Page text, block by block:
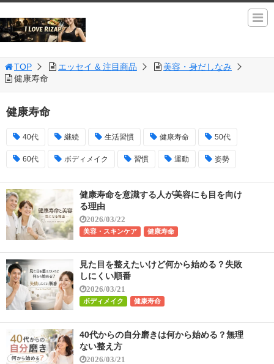
TOP エッセイ & 注目商品
美容・身だしなみ
健康寿命
健康寿命
40代 継続 生活習慣 健康寿命 50代
60代 ボディメイク 習慣 運動 姿勢
健康寿命を意識する人が美容にも目を向け
る理由
2026/03/22
美容・スキンケア 健康寿命
見た目を整えたいけど何から始める？失敗
しにくい順番
2026/03/21
ボディメイク 健康寿命
40代からの自分磨きは何から始める？無理
ない整え方
2026/03/21